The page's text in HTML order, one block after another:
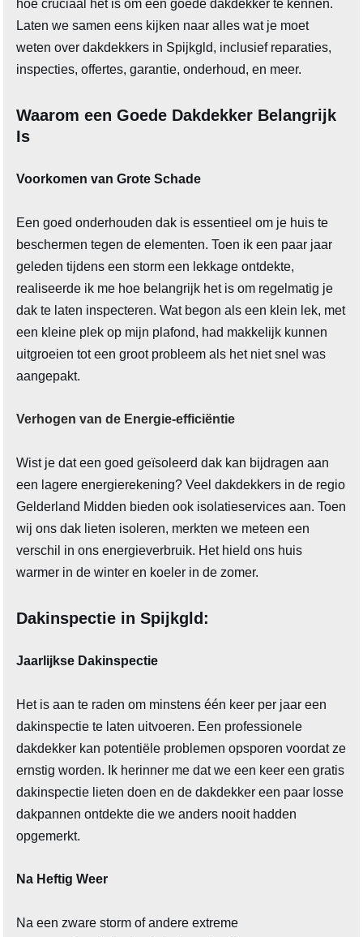
hoe cruciaal het is om een goede dakdekker te kennen.
Laten we samen eens kijken naar alles wat je moet
weten over dakdekkers in Spijkgld, inclusief reparaties,
inspecties, offertes, garantie, onderhoud, en meer.
Waarom een Goede Dakdekker Belangrijk
Is
Voorkomen van Grote Schade
Een goed onderhouden dak is essentieel om je huis te
beschermen tegen de elementen. Toen ik een paar jaar
geleden tijdens een storm een lekkage ontdekte,
realiseerde ik me hoe belangrijk het is om regelmatig je
dak te laten inspecteren. Wat begon als een klein lek, met
een kleine plek op mijn plafond, had makkelijk kunnen
uitgroeien tot een groot probleem als het niet snel was
aangepakt.
Verhogen van de Energie-efficiëntie
Wist je dat een goed geïsoleerd dak kan bijdragen aan
een lagere energierekening? Veel dakdekkers in de regio
Gelderland Midden bieden ook isolatieservices aan. Toen
wij ons dak lieten isoleren, merkten we meteen een
verschil in ons energieverbruik. Het hield ons huis
warmer in de winter en koeler in de zomer.
Dakinspectie in Spijkgld:
Jaarlijkse Dakinspectie
Het is aan te raden om minstens één keer per jaar een
dakinspectie te laten uitvoeren. Een professionele
dakdekker kan potentiële problemen opsporen voordat ze
ernstig worden. Ik herinner me dat we een keer een gratis
dakinspectie lieten doen en de dakdekker een paar losse
dakpannen ontdekte die we anders nooit hadden
opgemerkt.
Na Heftig Weer
Na een zware storm of andere extreme